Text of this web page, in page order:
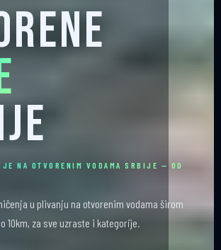
NA OTVORENIM VODAMA SRBIJE — OD
u plivanju na otvorenim vodama širom
10km, za sve uzraste i kategorije.